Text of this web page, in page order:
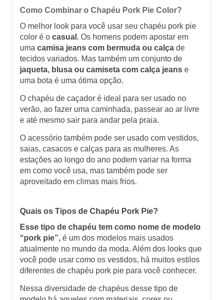
Como Combinar o Chapéu Pork Pie Color?
O melhor look para você usar seu chapéu pork pie
color é o casual . Os homens podem apostar em
uma camisa jeans com bermuda ou calça de
tecidos variados. Mas também um conjunto de
jaqueta, blusa ou camiseta com calça jeans e
uma bota é uma ótima opção.
O chapéu de caçador é ideal para ser usado no
verão, ao fazer uma caminhada, passear ao ar livre
e até mesmo sair para andar pela praia.
O acessório também pode ser usado com vestidos,
saias, casacos e calças para as mulheres. As
estações ao longo do ano podem variar na forma
em como você usa, mas também pode ser
aproveitado em climas mais frios.
Quais os Tipos de Chapéu Pork Pie?
Esse tipo de chapéu tem como nome de modelo
“pork pie”, é um dos modelos mais usados
atualmente no mundo da moda. Além dos looks que
você pode usar como os vestidos, há muitos estilos
diferentes de chapéu pork pie para você conhecer.
Nessa diversidade de chapéus desse tipo de